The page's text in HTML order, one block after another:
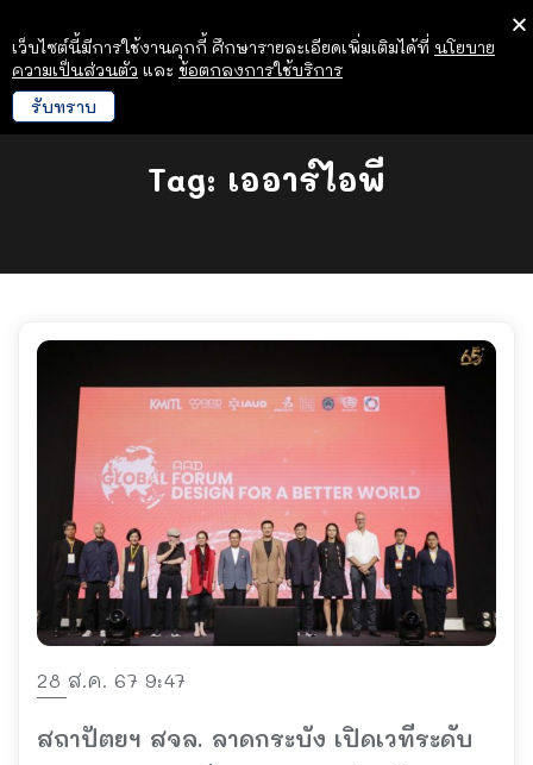
Tag: เออาร์ไอพี
28 ส.ค. 67 9:47
สถาปัตยฯ สจล. ลาดกระบัง เปิดเวทีระดับ
เว็บไซต์นี้มีการใช้งานคุกกี้ ศึกษารายละเอียดเพิ่มเติมได้ที่ นโยบาย
ความเป็นส่วนตัว และ ข้อตกลงการใช้บริการ
รับทราบ